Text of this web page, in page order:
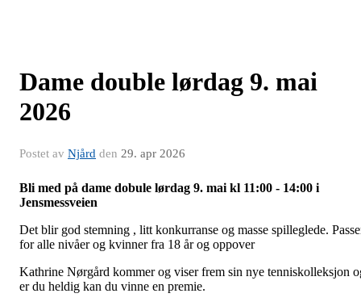
Dame double lørdag 9. mai
2026
Postet av Njård den 29. apr 2026
Bli med på dame dobule lørdag 9. mai kl 11:00 - 14:00 i
Jensmessveien
Det blir god stemning , litt konkurranse og masse spilleglede.
for alle nivåer og kvinner fra 18 år og oppover
Kathrine Nørgård kommer og viser frem sin nye tenniskolleksjon
er du heldig kan du vinne en premie.